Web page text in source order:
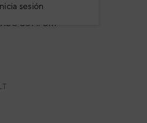
sesión
COMFORT